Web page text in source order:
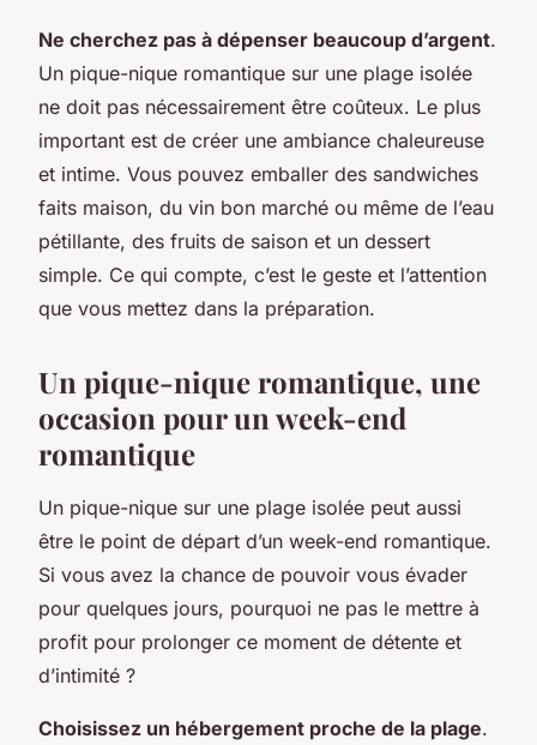
Ne cherchez pas à dépenser beaucoup d’argent.
Un pique-nique romantique sur une plage isolée
ne doit pas nécessairement être coûteux. Le plus
important est de créer une ambiance chaleureuse
et intime. Vous pouvez emballer des sandwiches
faits maison, du vin bon marché ou même de l’eau
pétillante, des fruits de saison et un dessert
simple. Ce qui compte, c’est le geste et l’attention
que vous mettez dans la préparation.
Un pique-nique romantique, une
occasion pour un week-end
romantique
Un pique-nique sur une plage isolée peut aussi
être le point de départ d’un week-end romantique.
Si vous avez la chance de pouvoir vous évader
pour quelques jours, pourquoi ne pas le mettre à
profit pour prolonger ce moment de détente et
d’intimité ?
Choisissez un hébergement proche de la plage.